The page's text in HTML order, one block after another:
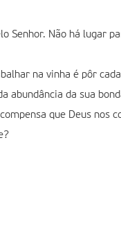
Senhor. Não há lugar
na vinha é pôr
abundância da sua
que Deus nos